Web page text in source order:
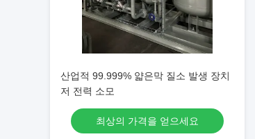
산업적 99.999% 얇은막 질소 발생 장치
저 전력 소모
최상의 가격을 얻으세요